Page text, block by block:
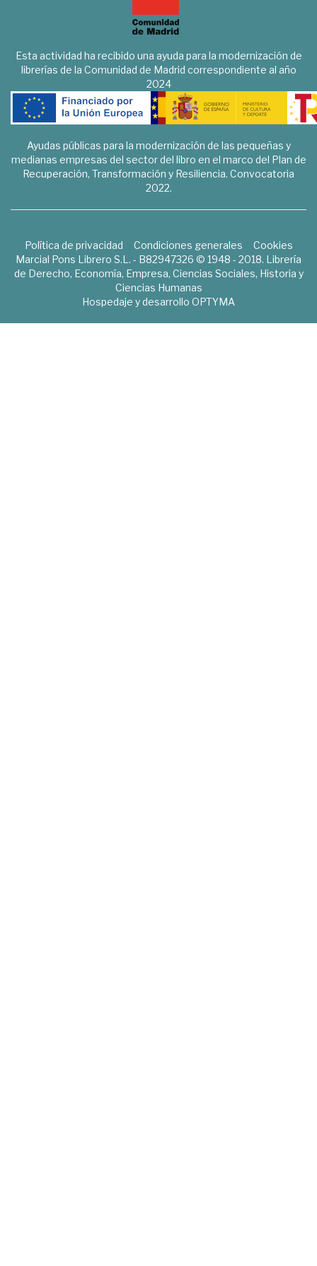
Esta actividad ha recibido una ayuda para la modernización de
librerías de la Comunidad de Madrid correspondiente al año
2024
Ayudas públicas para la modernización de las pequeñas y
medianas empresas del sector del libro en el marco del Plan de
Recuperación, Transformación y Resiliencia. Convocatoria
2022.
Política de privacidad Condiciones generales
Cookies
Marcial Pons Librero S.L. - B82947326 © 1948 - 2018. Librería
de Derecho, Economía, Empresa, Ciencias Sociales, Historia y
Ciencias Humanas
Hospedaje y desarrollo OPTYMA